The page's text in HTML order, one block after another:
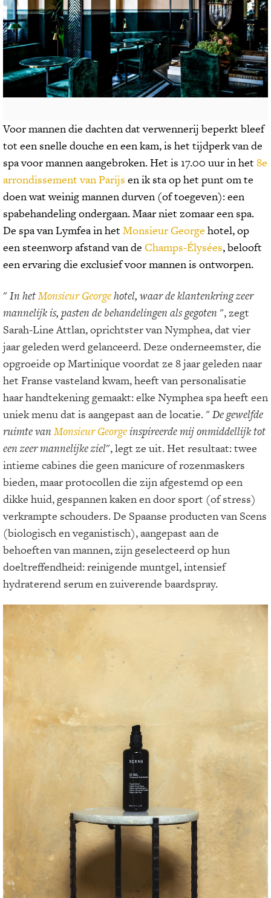
Voor mannen die dachten dat verwennerij beperkt bleef
tot een snelle douche en een kam, is het tijdperk van de
spa voor mannen aangebroken. Het is 17.00 uur in het 8e
arrondissement van Parijs en ik sta op het punt om te
doen wat weinig mannen durven (of toegeven): een
spabehandeling ondergaan. Maar niet zomaar een spa.
De spa van Lymfea in het Monsieur George hotel, op
een steenworp afstand van de Champs-Élysées, belooft
een ervaring die exclusief voor mannen is ontworpen.
"In hetMonsieur Georgehotel, waar de klantenkring zeer
mannelijk is, pasten de behandelingen als gegoten ", zegt
Sarah-Line Attlan, oprichtster van Nymphea, dat vier
jaar geleden werd gelanceerd. Deze onderneemster, die
opgroeide op Martinique voordat ze 8 jaar geleden naar
het Franse vasteland kwam, heeft van personalisatie
haar handtekening gemaakt: elke Nymphea spa heeft een
uniek menu dat is aangepast aan de locatie. "De gewelfde
ruimte vanMonsieur Georgeinspireerde mij onmiddellijk tot
een zeer mannelijke ziel", legt ze uit. Het resultaat: twee
intieme cabines die geen manicure of rozenmaskers
bieden, maar protocollen die zijn afgestemd op een
dikke huid, gespannen kaken en door sport (of stress)
verkrampte schouders. De Spaanse producten van Scens
(biologisch en veganistisch), aangepast aan de
behoeften van mannen, zijn geselecteerd op hun
doeltreffendheid: reinigende muntgel, intensief
hydraterend serum en zuiverende baardspray.